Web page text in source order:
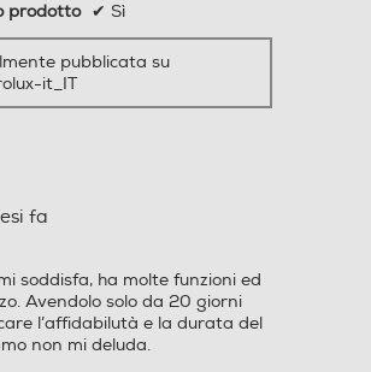
fa circolare il calore al suo
Tipo vetro porta
prodotto ✔ Sì
pubblicata su
it_IT
fa
soddisfa, ha molte funzioni ed
Avendolo solo da 20 giorni
l’affidabilutà e la durata del
non mi deluda.